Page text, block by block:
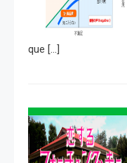
que […]